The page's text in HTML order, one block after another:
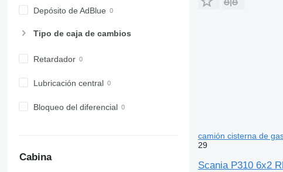
Depósito de AdBlue
Tipo de caja de cambios
Retardador
Lubricación central
Bloqueo del diferencial
Cabina
camión cisterna de
29
Scania P310 6x2